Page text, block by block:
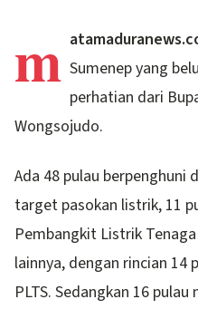
m Sumenep yang
perhatian dari
Wongsojudo.
Ada 48 pulau berpenghuni
target pasokan listrik, 11
Pembangkit Listrik
lainnya, dengan rincian 14
PLTS. Sedangkan 16